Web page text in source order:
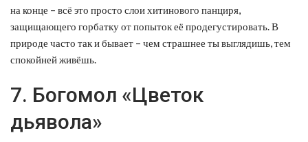
на конце – всё это просто слои хитинового панциря,
защищающего горбатку от попыток её продегустировать. В
природе часто так и бывает – чем страшнее ты выглядишь, тем
спокойней живёшь.
7. Богомол «Цветок
дьявола»